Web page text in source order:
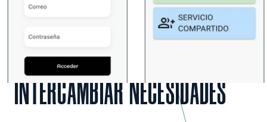
UNA ASOCIACIÓN CULTURAL DE
EL ROYO (SORIA) PARA
INTERCAMBIAR NECESIDADES